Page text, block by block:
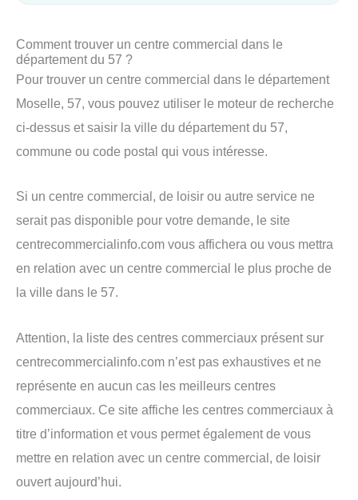
Comment trouver un centre commercial dans le
département du 57 ?
Pour trouver un centre commercial dans le département
Moselle, 57, vous pouvez utiliser le moteur de recherche
ci-dessus et saisir la ville du département du 57,
commune ou code postal qui vous intéresse.
Si un centre commercial, de loisir ou autre service ne
serait pas disponible pour votre demande, le site
centrecommercialinfo.com vous affichera ou vous mettra
en relation avec un centre commercial le plus proche de
la ville dans le 57.
Attention, la liste des centres commerciaux présent sur
centrecommercialinfo.com n’est pas exhaustives et ne
représente en aucun cas les meilleurs centres
commerciaux. Ce site affiche les centres commerciaux à
titre d’information et vous permet également de vous
mettre en relation avec un centre commercial, de loisir
ouvert aujourd’hui.